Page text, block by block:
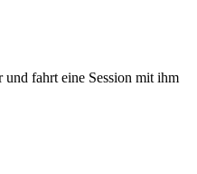
fahrt eine Session mit ihm